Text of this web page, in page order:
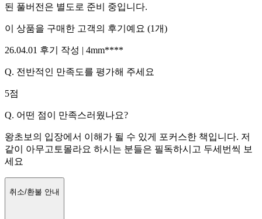
된 풀버전은 별도로 준비 중입니다.
이 상품을 구매한 고객의 후기예요 (1개)
26.04.01 후기 작성 | 4mm****
Q. 전반적인 만족도를 평가해 주세요
5점
Q. 어떤 점이 만족스러웠나요?
왕초보의 입장에서 이해가 될 수 있게 포커스한 책입니다. 저
같이 아무고토몰라요 하시는 분들은 필독하시고 두세번씩 보
세요
취소/환불 안내